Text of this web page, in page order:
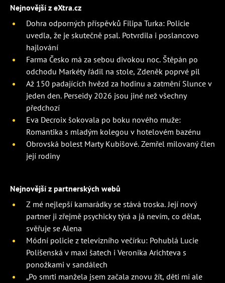
Nejnovější z eXtra.cz
Dohra odporných příspěvků Filipa Turka: Policie
uvedla, že je skutečně psal. Potvrdila i poslancovo
hajlování
Farma Česko má za sebou divokou noc. Štěpán po
odchodu Markéty řádil na stole, Zdeněk poprvé pil
Až 150 padajících hvězd za hodinu a zatmění Slunce v
jeden den. Perseidy 2026 jsou jiné než všechny
předchozí
Eva Decroix šokovala po boku nového muže:
Romantika s mladým kolegou v hotelovém bazénu
Obrovská bolest Marty Kubišové. Zemřel milovaný člen
její rodiny
Nejnovější z partnerských webů
Z mé nejlepší kamarádky se stává troska. Její nový
partner ji zřejmě psychicky týrá a já nevím, co dělat,
svěřuje se Alena
Módní policie z televizního večírku: Pohublá Lucie
Polišenská v maxi šatech i Veronika Arichteva s
ponožkami v sandálech
„Po smrti manžela jsem začala znovu žít, děti mi ale